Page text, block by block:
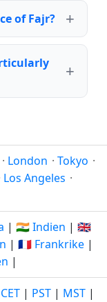
of Fajr?
· London · Tokyo ·
Los Angeles ·
| 🇮🇳 Indien | 🇬🇧
| 🇫🇷 Frankrike |
|
CET | PST | MST |